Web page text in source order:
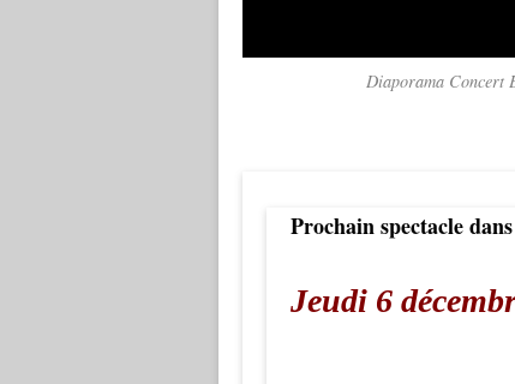
Diaporama Concert
Prochain spectacle
Jeudi 6
Centre